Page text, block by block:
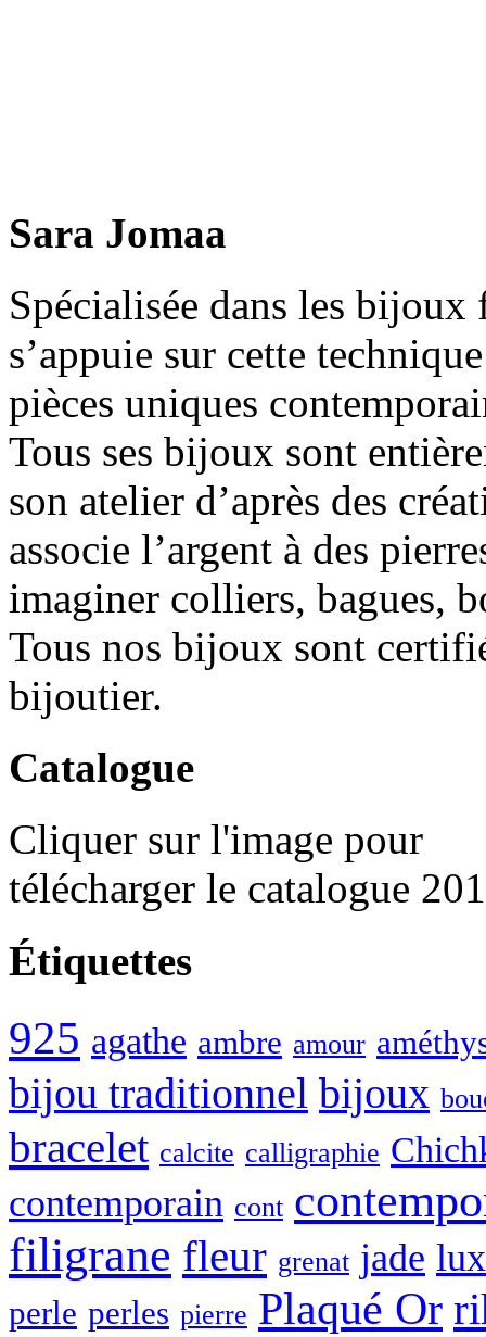
Sara Jomaa
Spécialisée dans les bijoux
s’appuie sur cette
pièces uniques
Tous ses bijoux sont
son atelier d’après des
associe l’argent à des
imaginer colliers, bagues,
Tous nos bijoux sont
bijoutier.
Catalogue
Cliquer sur l'image pour
télécharger le catalogue
Étiquettes
925 agathe ambre amour
bijou traditionnel bijoux
bracelet calcite calligraphie
contemporain cont
filigrane fleur grenat jade
perle perles pierre Plaqué Or